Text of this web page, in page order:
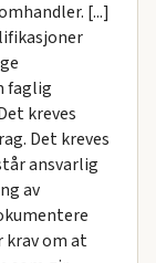
[...]
faglig
kreves
Det kreves
ansvarlig
av
om at